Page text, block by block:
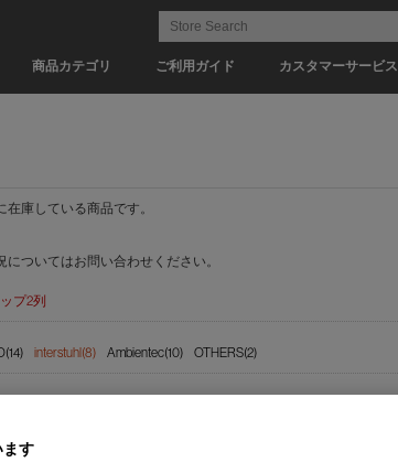
商品カテゴリ ご利用ガイド カスタマーサービス
庫している商品です。
ついてはお問い合わせください。
プ2列
interstuhl(8) Ambientec(10) OTHERS(2)
ます